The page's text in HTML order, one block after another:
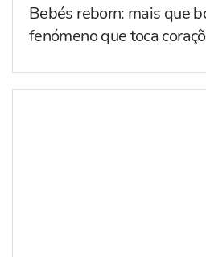
Bebés reborn: mais que
fenómeno que toca